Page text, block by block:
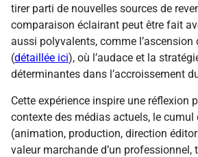
tirer parti de nouvelles sources de
comparaison éclairant peut être fait
aussi polyvalents, comme l’ascension
(détaillée ici), où l’audace et la
déterminantes dans l’accroissement
Cette expérience inspire une réflexion
contexte des médias actuels, le cumul
(animation, production, direction
valeur marchande d’un